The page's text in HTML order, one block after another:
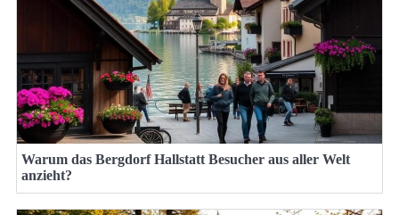
Warum das Bergdorf Hallstatt Besucher aus aller Welt
anzieht?